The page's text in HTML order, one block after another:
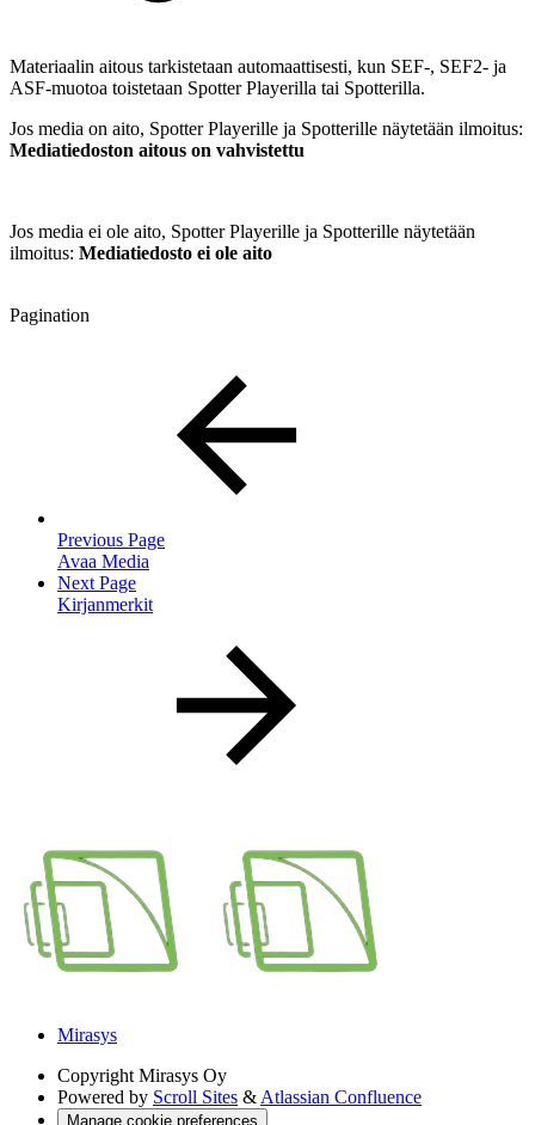
Materiaalin aitous tarkistetaan automaattisesti, kun SEF-, SEF2- ja
ASF-muotoa toistetaan Spotter Playerilla tai Spotterilla.
Jos media on aito, Spotter Playerille ja Spotterille näytetään ilmoitus:
Mediatiedoston aitous on vahvistettu
Jos media ei ole aito, Spotter Playerille ja Spotterille näytetään
ilmoitus: Mediatiedosto ei ole aito
Pagination
Previous Page
Avaa Media
Next Page
Kirjanmerkit
Mirasys
Copyright Mirasys Oy
Powered by Scroll Sites & Atlassian Confluence
Manage cookie preferences